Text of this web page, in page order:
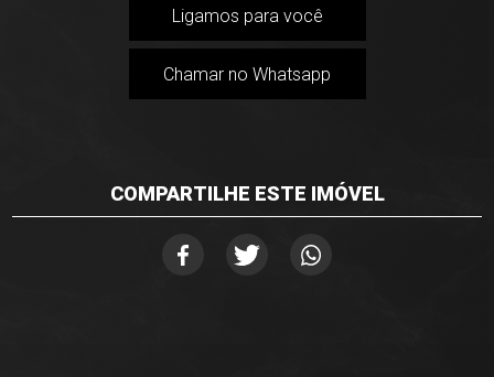
Ligamos para você
Chamar no Whatsapp
COMPARTILHE ESTE IMÓVEL